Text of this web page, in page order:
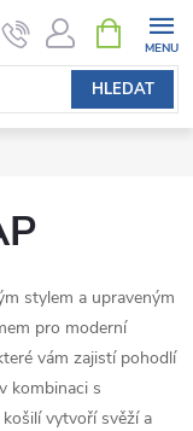
HLEDAT
NÁKUPNÍ
KOŠÍK
stylem a upraveným
pro moderní
vám zajistí pohodlí
kombinaci s
vytvoří svěží a